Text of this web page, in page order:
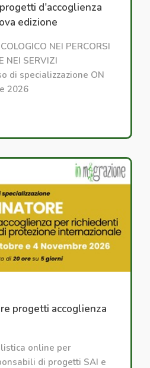
d'accoglienza
edizione
NEI PERCORSI
NEI SERVIZI
di specializzazione ON
2026
progetti accoglienza
online per
di progetti SAI e